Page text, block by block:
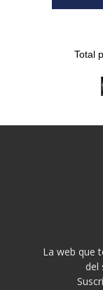
Total
La web que
del